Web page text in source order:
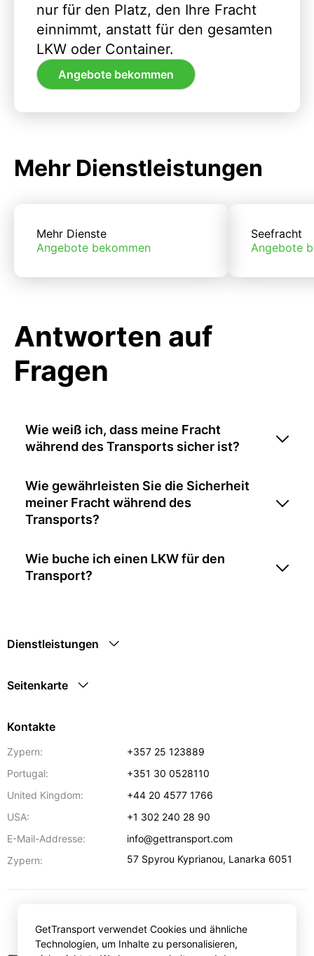
nur für den Platz, den Ihre Fracht
einnimmt, anstatt für den gesamten
LKW oder Container.
Angebote bekommen
Mehr Dienstleistungen
Mehr Dienste
Angebote bekommen
Seefracht
Angebote
Antworten auf
Fragen
Wie weiß ich, dass meine Fracht
während des Transports sicher ist?
Wie gewährleisten Sie die Sicherheit
meiner Fracht während des
Transports?
Wie buche ich einen LKW für den
Transport?
Dienstleistungen
Seitenkarte
Kontakte
Zypern:
+357 25 123889
Portugal:
+351 30 0528110
United Kingdom:
+44 20 4577 1766
USA:
+1 302 240 28 90
E-Mail-Addresse:
info@gettransport.com
Zypern:
57 Spyrou Kyprianou, Lanarka 6051
EUR
GetTransport verwendet Cookies und ähnliche
Technologien, um Inhalte zu personalisieren,